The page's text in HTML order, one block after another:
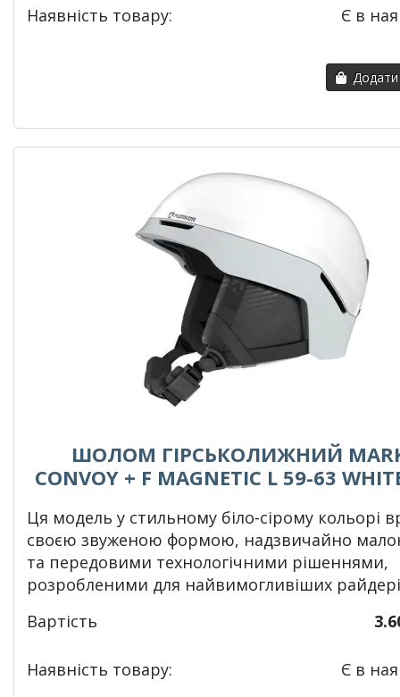
Наявність товару: Є в
ШОЛОМ ГІРСЬКОЛИЖНИЙ
CONVOY + F MAGNETIC L 59-63
Ця модель у стильному біло-сірому кольорі
своєю звуженою формою, надзвичайно
та передовими технологічними рішеннями,
розробленими для найвимогливіших
Вартість
Наявність товару: Є в